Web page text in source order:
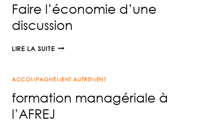
Faire l’économie d’une
discussion
LIRE LA SUITEFAIRE
DISCUSSION
ACCOMPAGNEMENT AUTREMENT
formation managériale à
l’AFREJ